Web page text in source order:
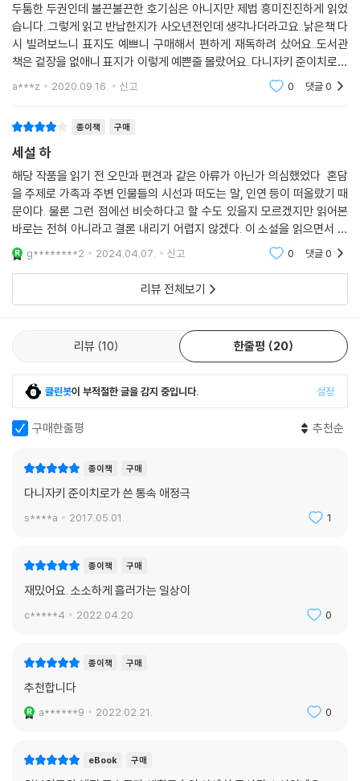
두툼한 두권인데 불끈불끈한 호기심은 아니지만 제법 흥미진진하게 읽었
습니다..그렇게 읽고 반납한지가 사오년전인데 생각나더라고요..낡은책 다
시 빌려보느니 표지도 예쁘니 구매해서 편하게 재독하려 샀어요..도서관
책은 겉장을 없애니 표지가 이렇게 예쁜줄 몰랐어요..다니자키 준이치로의
음예예찬 읽고 다시 시게모토소장의 어머니와 만 ,치인의 사랑을 구매했고
a***z 2020.09.16. 신고 0 댓글0
종이책 구매
세설 하
해당 작품을 읽기 전 오만과 편견과 같은 아류가 아닌가 의심했었다 혼담
을 주제로 가족과 주변 인물들의 시선과 떠도는 말, 인연 등이 떠올랐기 때
문이다. 물론 그런 점에선 비슷하다고 할 수도 있을지 모르겠지만 읽어본
바로는 전혀 아니라고 결론 내리기 어렵지 않겠다. 이 소설을 읽으면서 놀
란 점을 하나 꼽자면 작가의 세심한 관찰과 묘사, 당시의 풍속을 포착하는
문장 들을 들
g********2 2024.04.07. 신고 0 댓글0
리뷰 전체보기
리뷰 10 한줄평 20
클린봇이 부적절한 글을 감지 중입니다. 설정
구매한줄평 추천순
종이책 구매
다니자키 준이치로가 쓴 통속 애정극
s****a 2017.05.01. 1
종이책 구매
재밌어요. 소소하게 흘러가는 일상이
c*****4 2022.04.20. 0
종이책 구매
추천합니다
a******9 2022.02.21. 0
eBook 구매